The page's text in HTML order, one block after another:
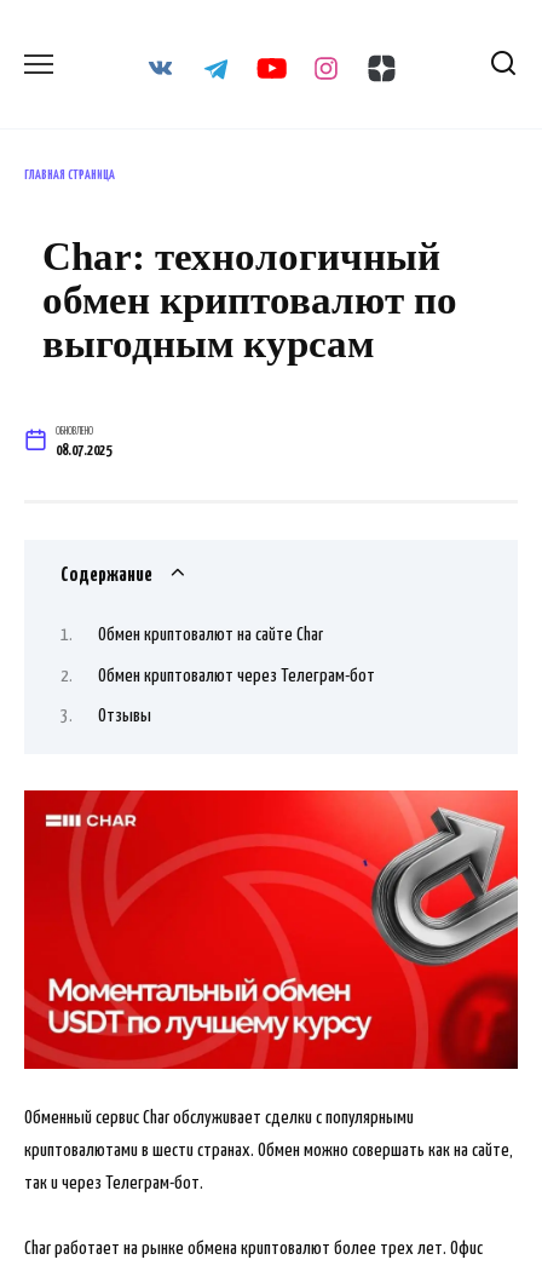
содержанию
ГЛАВНАЯ СТРАНИЦА
Char: технологичный
обмен криптовалют по
выгодным курсам
ОБНОВЛЕНО
08.07.2025
Содержание
Обмен криптовалют на сайте Char
Обмен криптовалют через Телеграм-бот
Отзывы
Обменный сервис Char обслуживает сделки с популярными
криптовалютами в шести странах. Обмен можно совершать как на сайте,
так и через Телеграм-бот.
Char работает на рынке обмена криптовалют более трех лет. Офис